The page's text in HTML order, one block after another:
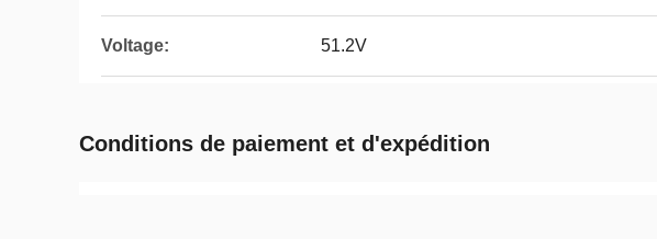
Voltage: 51.2V
Conditions de paiement et d'expédition